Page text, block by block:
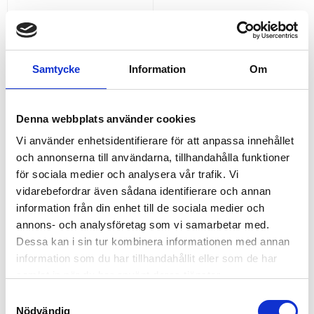
Samtycke Information Om
Denna webbplats använder cookies
Vi använder enhetsidentifierare för att anpassa innehållet
och annonserna till användarna, tillhandahålla funktioner
för sociala medier och analysera vår trafik. Vi
vidarebefordrar även sådana identifierare och annan
information från din enhet till de sociala medier och
annons- och analysföretag som vi samarbetar med.
Dessa kan i sin tur kombinera informationen med annan
information som du har tillhandahållit eller som de har
Nödvändig
Lätt godsstötta i aluminium, 3
längder
Lägg till i favoriter
INFO
RELATERADE PRODUKTER